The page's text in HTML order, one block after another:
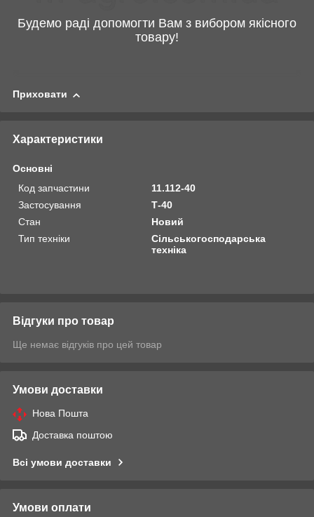
Будемо раді допомогти Вам з вибором якісного
товару!
Приховати
Характеристики
Основні
Код запчастини
11.112-40
Застосування
Т-40
Стан
Новий
Тип техніки
Сільськогосподарська
техніка
Відгуки про товар
Ще немає відгуків про цей товар
Умови доставки
Нова Пошта
Доставка поштою
Всі умови доставки
Умови оплати